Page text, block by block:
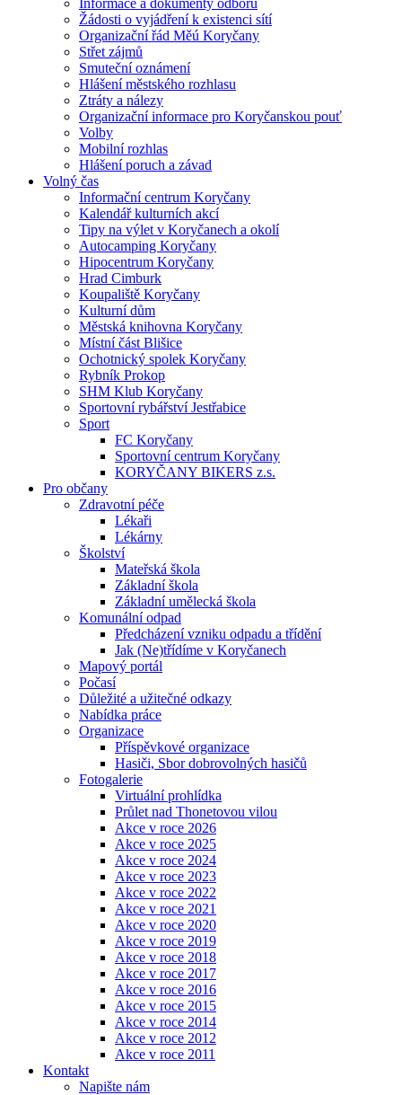
Informace a dokumenty odborů
Žádosti o vyjádření k existenci sítí
Organizační řád Měú Koryčany
Střet zájmů
Smuteční oznámení
Hlášení městského rozhlasu
Ztráty a nálezy
Organizační informace pro Koryčanskou pouť
Volby
Mobilní rozhlas
Hlášení poruch a závad
Volný čas
Informační centrum Koryčany
Kalendář kulturních akcí
Tipy na výlet v Koryčanech a okolí
Autocamping Koryčany
Hipocentrum Koryčany
Hrad Cimburk
Koupaliště Koryčany
Kulturní dům
Městská knihovna Koryčany
Místní část Blišice
Ochotnický spolek Koryčany
Rybník Prokop
SHM Klub Koryčany
Sportovní rybářství Jestřabice
Sport
FC Koryčany
Sportovní centrum Koryčany
KORYČANY BIKERS z.s.
Pro občany
Zdravotní péče
Lékaři
Lékárny
Školství
Mateřská škola
Základní škola
Základní umělecká škola
Komunální odpad
Předcházení vzniku odpadu a třídění
Jak (Ne)třídíme v Koryčanech
Mapový portál
Počasí
Důležité a užitečné odkazy
Nabídka práce
Organizace
Příspěvkové organizace
Hasiči, Sbor dobrovolných hasičů
Fotogalerie
Virtuální prohlídka
Průlet nad Thonetovou vilou
Akce v roce 2026
Akce v roce 2025
Akce v roce 2024
Akce v roce 2023
Akce v roce 2022
Akce v roce 2021
Akce v roce 2020
Akce v roce 2019
Akce v roce 2018
Akce v roce 2017
Akce v roce 2016
Akce v roce 2015
Akce v roce 2014
Akce v roce 2012
Akce v roce 2011
Kontakt
Napište nám